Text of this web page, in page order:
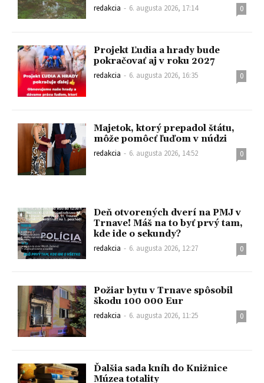
redakcia - 6. augusta 2026, 17:14 0
Projekt Ľudia a hrady bude
pokračovať aj v roku 2027
redakcia - 6. augusta 2026, 16:35 0
Majetok, ktorý prepadol štátu,
môže pomôcť ľuďom v núdzi
redakcia - 6. augusta 2026, 14:52 0
Deň otvorených dverí na PMJ v
Trnave! Máš na to byť prvý tam,
kde ide o sekundy?
redakcia - 6. augusta 2026, 12:27 0
Požiar bytu v Trnave spôsobil
škodu 100 000 Eur
redakcia - 6. augusta 2026, 11:25 0
Ďalšia sada kníh do Knižnice
Múzea totality